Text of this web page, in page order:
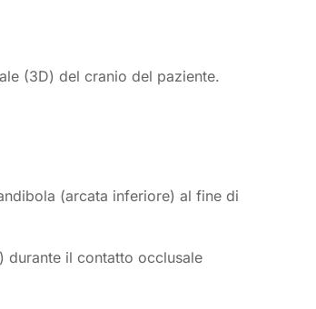
(3D) del cranio del paziente.
(arcata inferiore) al fine di
durante il contatto occlusale